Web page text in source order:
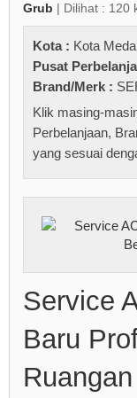
Grub | Dilihat : 120
Kota : Kota
Pusat
Brand/Merk :
Klik masing-
Perbelanjaan,
yang sesuai
Service
Baru